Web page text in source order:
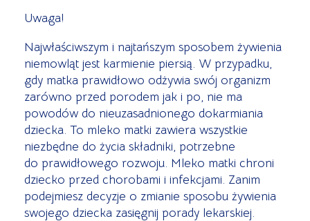
Uwaga!
Najwłaściwszym i najtańszym sposobem żywienia
niemowląt jest karmienie piersią. W przypadku,
gdy matka prawidłowo odżywia swój organizm
zarówno przed porodem jak i po, nie ma
powodów do nieuzasadnionego dokarmiania
dziecka. To mleko matki zawiera wszystkie
niezbędne do życia składniki, potrzebne
do prawidłowego rozwoju. Mleko matki chroni
dziecko przed chorobami i infekcjami. Zanim
podejmiesz decyzje o zmianie sposobu żywienia
swojego dziecka zasięgnij porady lekarskiej.